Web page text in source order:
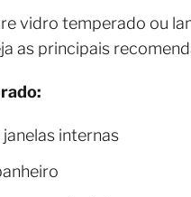
vidro temperado ou
as principais
janelas internas